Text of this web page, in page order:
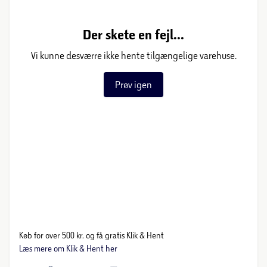
Der skete en fejl...
Vi kunne desværre ikke hente tilgængelige varehuse.
Prøv igen
Køb for over 500 kr. og få gratis Klik & Hent
Læs mere om Klik & Hent her